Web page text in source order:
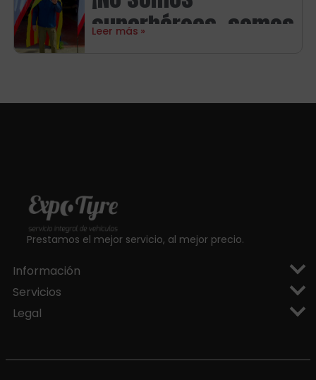
Michelin
superhéroes, somos
Leer más
Prestamos el mejor servicio, al mejor precio.
Información
Servicios
Legal